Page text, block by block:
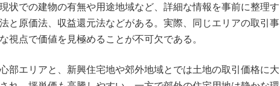
状での建物の有無や用途地域など、詳細な情報を事前に整理す
と原価法、収益還元法などがある。実際、同じエリアの取引事
点で価値を見極めることが不可欠である。
部エリアと、新興住宅地や郊外地域とでは土地の取引価格に大